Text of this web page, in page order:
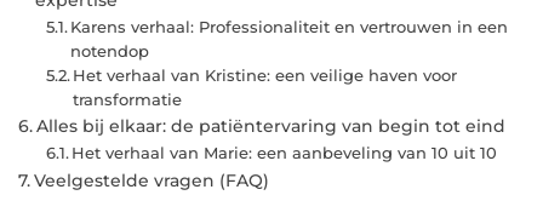
Karens verhaal: Professionaliteit en vertrouwen in een
notendop
Het verhaal van Kristine: een veilige haven voor
transformatie
Alles bij elkaar: de patiëntervaring van begin tot eind
Het verhaal van Marie: een aanbeveling van 10 uit 10
Veelgestelde vragen (FAQ)